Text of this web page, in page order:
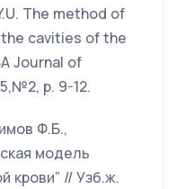
The method of
cavities of the
Journal of
р. 9-12.
Ф.Б.,
модель
крови” // Узб.ж.